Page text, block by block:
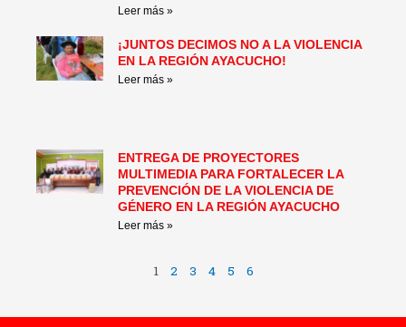
Leer más »
¡JUNTOS DECIMOS NO A LA VIOLENCIA
EN LA REGIÓN AYACUCHO!
Leer más »
ENTREGA DE PROYECTORES
MULTIMEDIA PARA FORTALECER LA
PREVENCIÓN DE LA VIOLENCIA DE
GÉNERO EN LA REGIÓN AYACUCHO
Leer más »
1 2 3 4 5 6